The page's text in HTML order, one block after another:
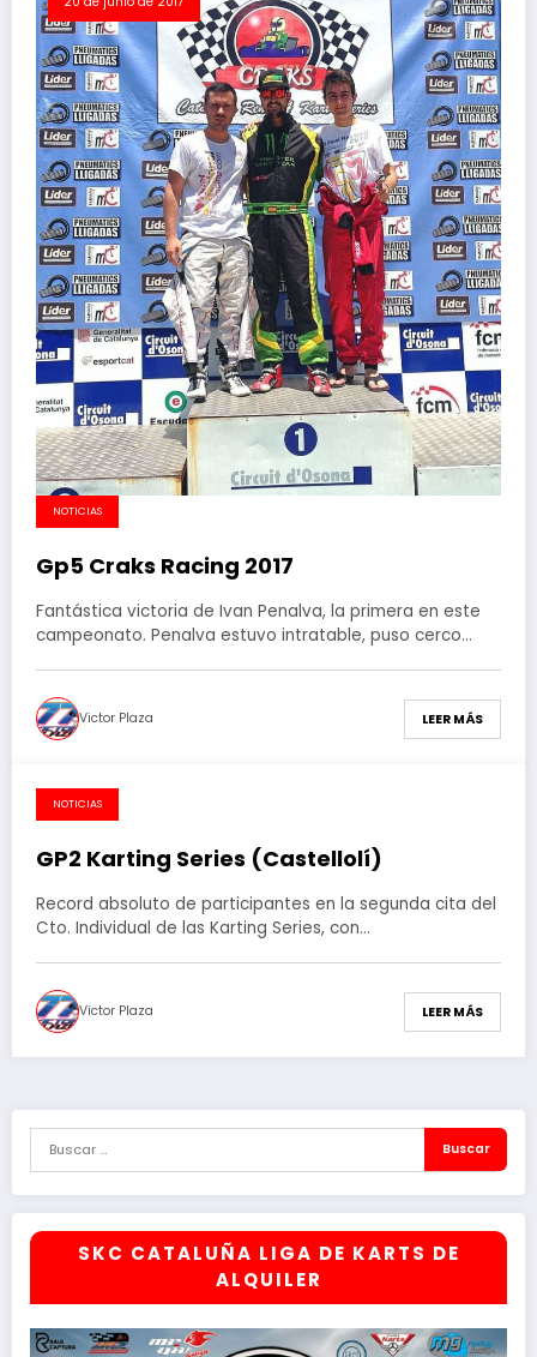
NOTICIAS
Gp5 Craks Racing 2017
Fantástica victoria de Ivan Penalva, la primera en este
campeonato. Penalva estuvo intratable, puso cerco…
Victor Plaza LEER MÁS
5 de marzo de 2017
NOTICIAS
GP2 Karting Series (Castellolí)
Record absoluto de participantes en la segunda cita del
Cto. Individual de las Karting Series, con…
Victor Plaza LEER MÁS
SKC CATALUÑA LIGA DE KARTS DE
ALQUILER